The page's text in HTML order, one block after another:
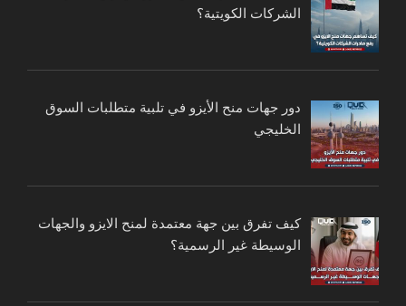
الشركات الكويتية؟
دور جهات منح الأيزو في تلبية متطلبات السوق
الخليجي
كيف تفرق بين جهة معتمدة لمنح الايزو والجهات
الوسيطة غير الرسمية؟